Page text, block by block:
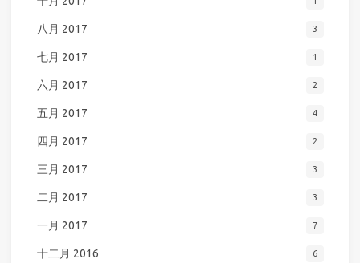
八月 2017 3
七月 2017 1
六月 2017 2
五月 2017 4
四月 2017 2
三月 2017 3
二月 2017 3
一月 2017 7
十二月 2016 6